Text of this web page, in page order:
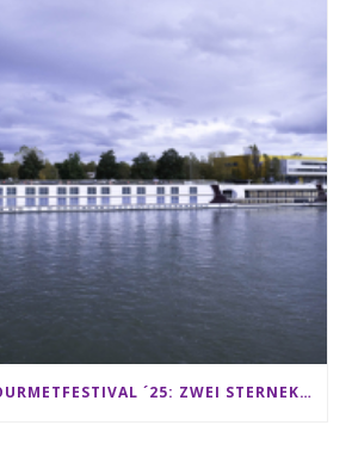
EXCELLENCE GOURMETFESTIVAL ´25: ZWEI STERNEKÖCHE ANTONIO GUIDA & DARIO MORESCO VERWÖHNEN IHRE GÄSTE AUF EINER LUXERIÖSEN SCHIFFSREISE